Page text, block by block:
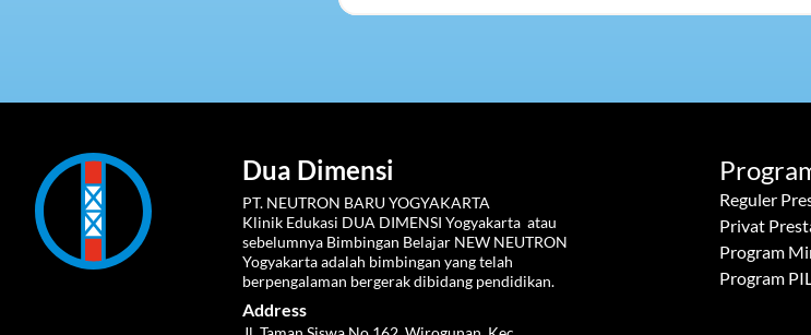
Dua Dimensi
PT. NEUTRON BARU YOGYAKARTA
Klinik Edukasi DUA DIMENSI Yogyakarta  atau
sebelumnya Bimbingan Belajar NEW NEUTRON
Yogyakarta adalah bimbingan yang telah
berpengalaman bergerak dibidang pendidikan.
Address
Reguler
Privat
Program
Program